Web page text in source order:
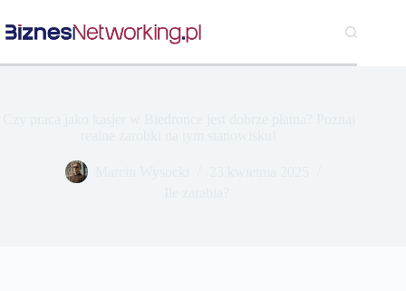
do
treści